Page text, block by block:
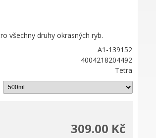
všechny druhy okrasných ryb.
A1-139152
4004218204492
Tetra
309.00 Kč